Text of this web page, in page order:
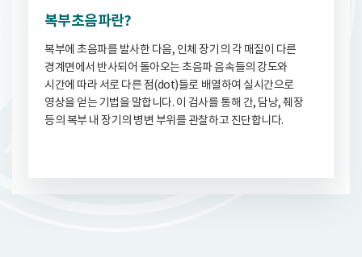
복부초음파란?
복부에 초음파를 발사한 다음, 인체 장기의 각 매질이 다른
경계면에서 반사되어 돌아오는 초음파 음속들의 강도와
시간에 따라 서로 다른 점(dot)들로 배열하여 실시간으로
영상을 얻는 기법을 말합니다. 이 검사를 통해 간, 담낭, 췌장
등의 복부 내 장기의 병변 부위를 관찰하고 진단합니다.